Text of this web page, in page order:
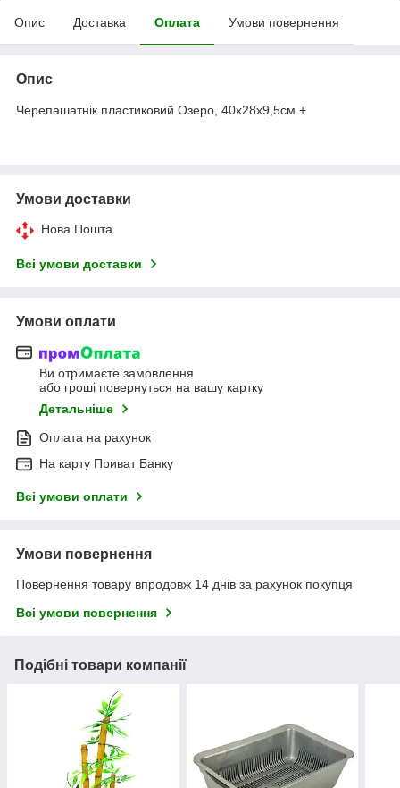
Опис Доставка Оплата Умови повернення
Опис
Черепашатнік пластиковий Озеро, 40х28х9,5см +
Умови доставки
Нова Пошта
Всі умови доставки
Умови оплати
Ви отримаєте замовлення
або гроші повернуться на вашу картку
Детальніше
Оплата на рахунок
На карту Приват Банку
Всі умови оплати
Умови повернення
Повернення товару впродовж 14 днів за рахунок покупця
Всі умови повернення
Подібні товари компанії